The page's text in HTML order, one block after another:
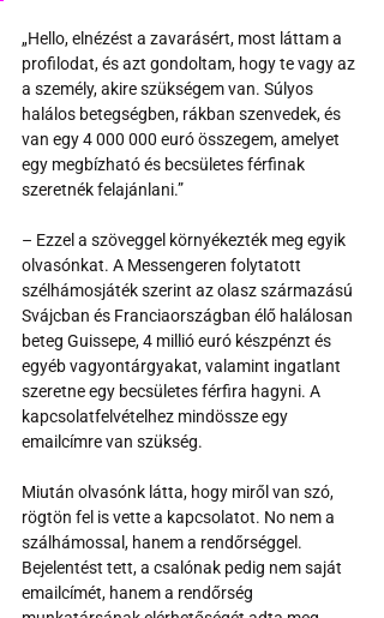
„Hello, elnézést a zavarásért, most láttam a
profilodat, és azt gondoltam, hogy te vagy az
a személy, akire szükségem van. Súlyos
halálos betegségben, rákban szenvedek, és
van egy 4 000 000 euró összegem, amelyet
egy megbízható és becsületes férfinak
szeretnék felajánlani.”
– Ezzel a szöveggel környékezték meg egyik
olvasónkat. A Messengeren folytatott
szélhámosjáték szerint az olasz származású
Svájcban és Franciaországban élő halálosan
beteg Guissepe, 4 millió euró készpénzt és
egyéb vagyontárgyakat, valamint ingatlant
szeretne egy becsületes férfira hagyni. A
kapcsolatfelvételhez mindössze egy
emailcímre van szükség.
Miután olvasónk látta, hogy miről van szó,
rögtön fel is vette a kapcsolatot. No nem a
szálhámossal, hanem a rendőrséggel.
Bejelentést tett, a csalónak pedig nem saját
emailcímét, hanem a rendőrség